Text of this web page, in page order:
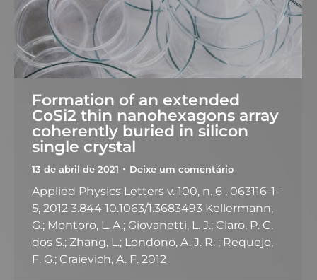
Formation of an extended
CoSi2 thin nanohexagons array
coherently buried in silicon
single crystal
13 de abril de 2021 Deixe um comentário
Applied Physics Letters v. 100, n. 6 , 063116-1-
5, 2012 3.844 10.1063/1.3683493 Kellermann,
G.; Montoro, L. A.; Giovanetti, L. J.; Claro, P. C.
dos S.; Zhang, L.; Londono, A. J. R. ; Requejo,
F. G.; Craievich, A. F. 2012